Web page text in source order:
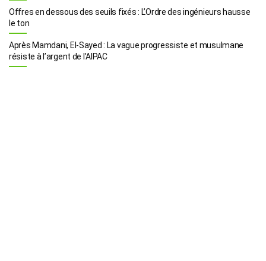
Offres en dessous des seuils fixés : L’Ordre des ingénieurs hausse
le ton
Après Mamdani, El-Sayed : La vague progressiste et musulmane
résiste à l’argent de l’AIPAC